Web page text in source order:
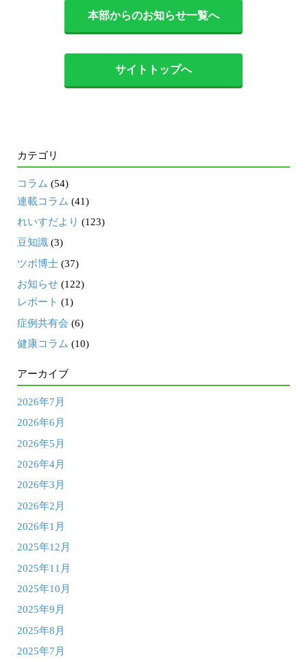
本部からのお知らせ一覧へ
サイトトップへ
カテゴリ
コラム (54)
連載コラム (41)
れいすだより (123)
豆知識 (3)
ツボ博士 (37)
お知らせ (122)
レポート (1)
症例共有会 (6)
健康コラム (10)
アーカイブ
2026年7月
2026年6月
2026年5月
2026年4月
2026年3月
2026年2月
2026年1月
2025年12月
2025年11月
2025年10月
2025年9月
2025年8月
2025年7月